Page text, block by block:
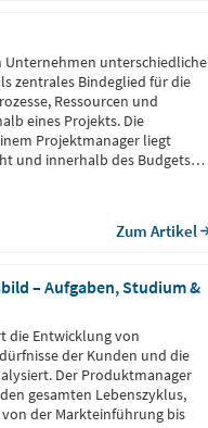
Unternehmen unterschiedliche
zentrales Bindeglied für die
Ressourcen und
eines Projekts. Die
Projektmanager liegt
und innerhalb des Budgets
Zum Artikel
– Aufgaben, Studium &
die Entwicklung von
der Kunden und die
Der Produktmanager
gesamten Lebenszyklus,
der Markteinführung bis